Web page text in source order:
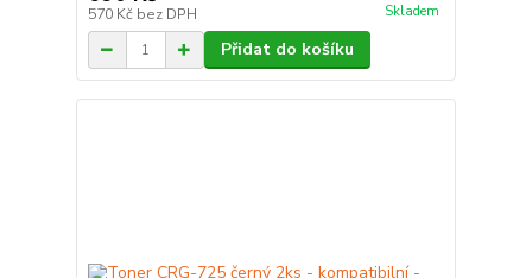
570 Kč bez DPH Skladem
Přidat do košíku